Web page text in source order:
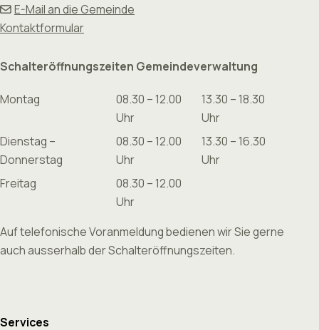
E-Mail an die Gemeinde
Kontaktformular
Schalteröffnungszeiten Gemeindeverwaltung
Montag
08.30 – 12.00
Uhr
13.30 – 18.30
Uhr
Dienstag –
Donnerstag
08.30 – 12.00
Uhr
13.30 – 16.30
Uhr
Freitag
08.30 – 12.00
Uhr
Auf telefonische Voranmeldung bedienen wir Sie gerne
auch ausserhalb der Schalteröffnungszeiten.
Services